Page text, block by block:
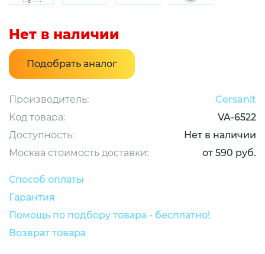
Нет в наличии
Подобрать аналог
Производитель:
Cersanit
Код товара:
VA-6522
Доступность:
Нет в наличии
Москва стоимость доставки:
от 590 руб.
Способ оплаты
Гарантия
Помощь по подбору товара - бесплатно!
Возврат товара